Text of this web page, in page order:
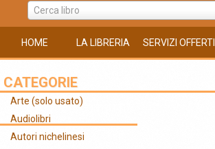
Cerca libro
HOME LA LIBRERIA SERVIZI OFFERTI
COLLABORA
FOTO CONTATTI
CATEGORIE
Arte (solo usato)
Audiolibri
Autori nichelinesi